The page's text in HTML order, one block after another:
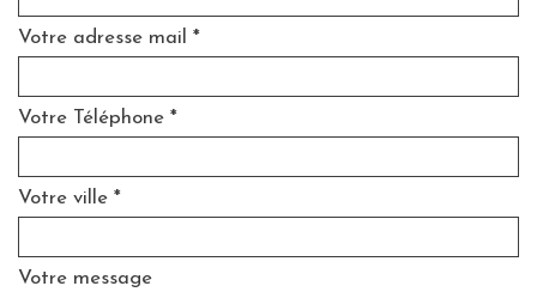
Votre adresse mail *
Votre Téléphone *
Votre ville *
Votre message